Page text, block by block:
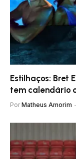
Estilhaços: Bret
tem calendário
Por Matheus Amorim